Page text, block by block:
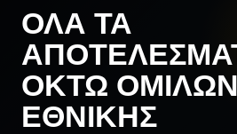
ΌΛΑ ΤΑ
ΟΚΤΏ ΟΜΊΛΩΝ
ΕΘΝΙΚΉΣ